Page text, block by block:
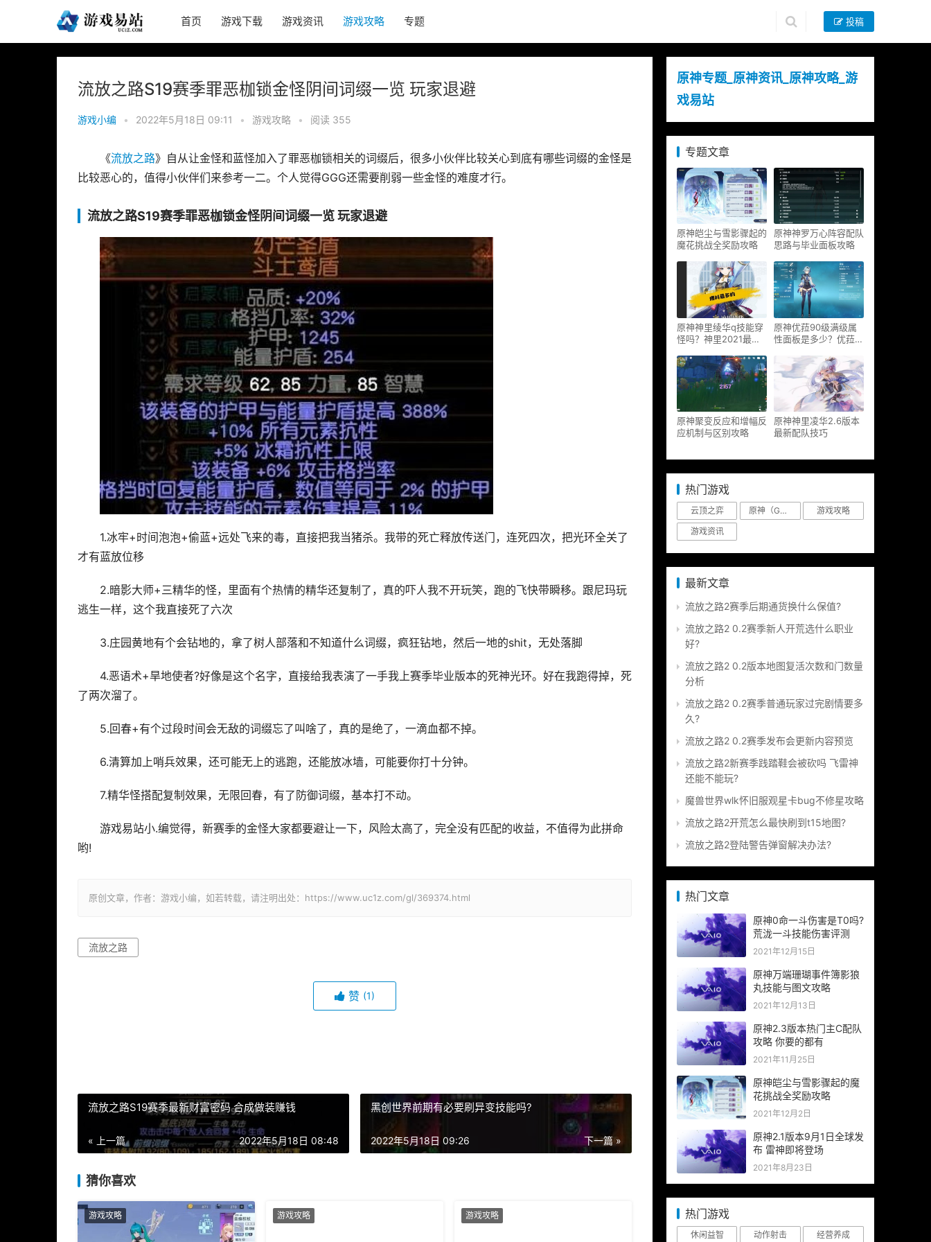
首页 游戏下载 游戏资讯 游戏攻略 专题 投稿
流放之路S19赛季罪恶枷锁金怪阴间词缀一览 玩家退避
游戏小编 • 2022年5月18日 09:11 • 游戏攻略 • 阅读 355
《流放之路》自从让金怪和蓝怪加入了罪恶枷锁相关的词缀后，很多小伙伴比较关心到底有哪些词缀的金怪是
比较恶心的，值得小伙伴们来参考一二。个人觉得GGG还需要削弱一些金怪的难度才行。
流放之路S19赛季罪恶枷锁金怪阴间词缀一览 玩家退避
1.冰牢+时间泡泡+偷蓝+远处飞来的毒，直接把我当猪杀。我带的死亡释放传送门，连死四次，把光环全关了
才有蓝放位移
2.暗影大师+三精华的怪，里面有个热情的精华还复制了，真的吓人我不开玩笑，跑的飞快带瞬移。跟尼玛玩
逃生一样，这个我直接死了六次
3.庄园黄地有个会钻地的，拿了树人部落和不知道什么词缀，疯狂钻地，然后一地的shit，无处落脚
4.恶语术+旱地使者?好像是这个名字，直接给我表演了一手我上赛季毕业版本的死神光环。好在我跑得掉，死
了两次溜了。
5.回春+有个过段时间会无敌的词缀忘了叫啥了，真的是绝了，一滴血都不掉。
6.清算加上哨兵效果，还可能无上的逃跑，还能放冰墙，可能要你打十分钟。
7.精华怪搭配复制效果，无限回春，有了防御词缀，基本打不动。
游戏易站小.编觉得，新赛季的金怪大家都要避让一下，风险太高了，完全没有匹配的收益，不值得为此拼命
哟!
原创文章，作者：游戏小编，如若转载，请注明出处：https://www.uc1z.com/gl/369374.html
流放之路
赞 (1)
流放之路S19赛季最新财富密码 合成做装赚钱
« 上一篇 2022年5月18日 08:48
黑创世界前期有必要刷异变技能吗?
下一篇 »
2022年5月18日 09:26
猜你喜欢
游戏攻略 游戏攻略 游戏攻略
原神专题_原神资讯_原神攻略_游
戏易站
专题文章
原神皑尘与雪影骤起的
魔花挑战全奖励攻略
原神神罗万心阵容配队
思路与毕业面板攻略
原神神里绫华q技能穿
怪吗？神里2021最新
原神优菈90级满级属
性面板是多少？优菈大
原神聚变反应和增幅反
应机制与区别攻略
原神神里凌华2.6版本
最新配队技巧
热门游戏
云顶之弈 原神（Genshin Impact）
游戏攻略
游戏资讯
最新文章
流放之路2赛季后期通货换什么保值?
流放之路2 0.2赛季新人开荒选什么职业
好?
流放之路2 0.2版本地图复活次数和门数量
分析
流放之路2 0.2赛季普通玩家过完剧情要多
久?
流放之路2 0.2赛季发布会更新内容预览
流放之路2新赛季践踏鞋会被砍吗 飞雷神
还能不能玩?
魔兽世界wlk怀旧服观星卡bug不修星攻略
流放之路2开荒怎么最快刷到t15地图?
流放之路2登陆警告弹窗解决办法?
热门文章
原神0命一斗伤害是T0吗?
荒泷一斗技能伤害评测
2021年12月15日
原神万端珊瑚事件簿影狼
丸技能与图文攻略
2021年12月13日
原神2.3版本热门主C配队
攻略 你要的都有
2021年11月25日
原神皑尘与雪影骤起的魔
花挑战全奖励攻略
2021年12月2日
原神2.1版本9月1日全球发
布 雷神即将登场
2021年8月23日
热门游戏
休闲益智 动作射击 经营养成